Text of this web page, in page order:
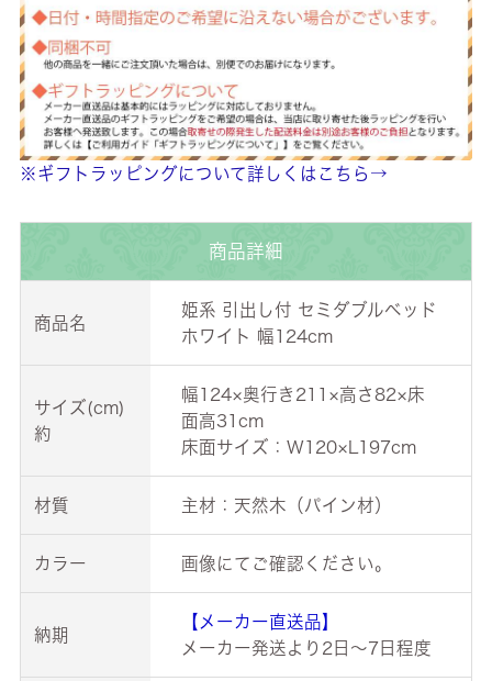
※ギフトラッピングについて詳しくはこちら→
商品詳細
商品名
姫系 引出し付 セミダブルベッド
ホワイト 幅124cm
サイズ(cm)
約
幅124×奥行き211×高さ82×床
面高31cm
床面サイズ：W120×L197cm
材質 主材：天然木（パイン材）
カラー 画像にてご確認ください。
納期
【メーカー直送品】
メーカー発送より2日～7日程度